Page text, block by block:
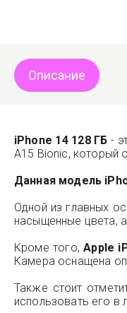
Описание
iPhone 14 128 ГБ -
A15 Bionic, который
Данная модель
Одной из главных
насыщенные цвета,
Кроме того,Apple
Камера оснащена
Также стоит
использовать его